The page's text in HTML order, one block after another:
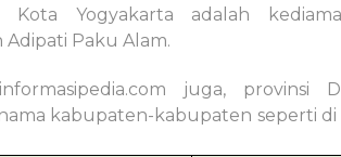
Kota Yogyakarta adalah
Paku Alam.
juga, provinsi
kabupaten-kabupaten seperti